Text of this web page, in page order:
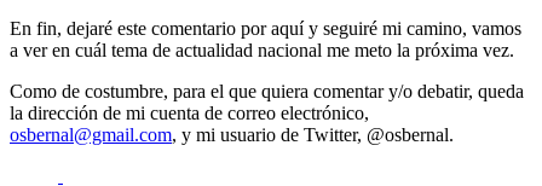
En fin, dejaré este comentario por aquí y seguiré mi camino, vamos
a ver en cuál tema de actualidad nacional me meto la próxima vez.
Como de costumbre, para el que quiera comentar y/o debatir, queda
la dirección de mi cuenta de correo electrónico,
osbernal@gmail.com, y mi usuario de Twitter, @osbernal.